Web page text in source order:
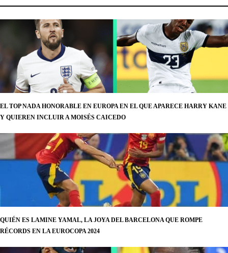
EL TOP NADA HONORABLE EN EUROPA EN EL QUE APARECE HARRY KANE
Y QUIEREN INCLUIR A MOISÉS CAICEDO
QUIÉN ES LAMINE YAMAL, LA JOYA DEL BARCELONA QUE ROMPE
RÉCORDS EN LA EUROCOPA 2024